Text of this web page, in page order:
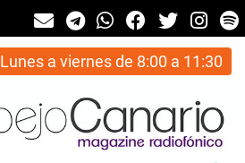
Lunes a viernes de 8:00 a 11:30